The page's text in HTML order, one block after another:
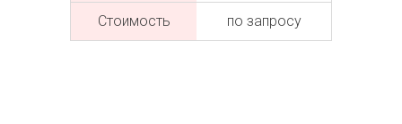
Cтоимость по запросу